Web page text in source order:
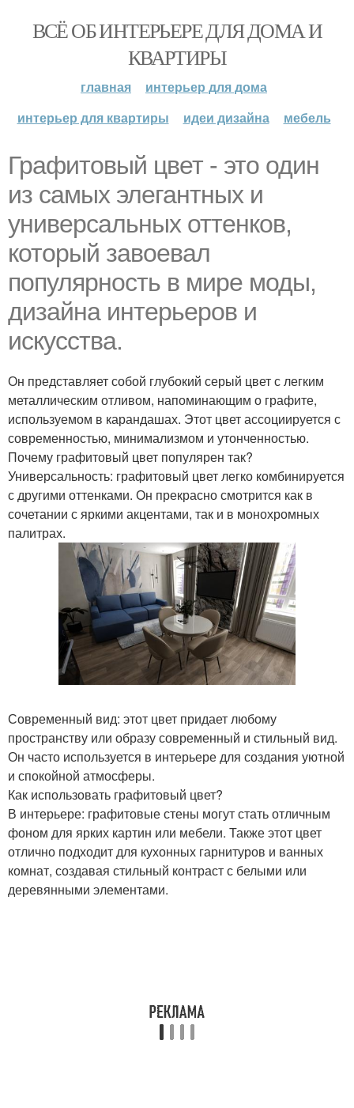
ВСЁ ОБ ИНТЕРЬЕРЕ ДЛЯ ДОМА И
КВАРТИРЫ
главная
интерьер для дома
интерьер для квартиры
идеи дизайна мебель
Графитовый цвет - это один
из самых элегантных и
универсальных оттенков,
который завоевал
популярность в мире моды,
дизайна интерьеров и
искусства.
Он представляет собой глубокий серый цвет с легким
металлическим отливом, напоминающим о графите,
используемом в карандашах. Этот цвет ассоциируется с
современностью, минимализмом и утонченностью.
Почему графитовый цвет популярен так?
Универсальность: графитовый цвет легко комбинируется
с другими оттенками. Он прекрасно смотрится как в
сочетании с яркими акцентами, так и в монохромных
палитрах.
Современный вид: этот цвет придает любому
пространству или образу современный и стильный вид.
Он часто используется в интерьере для создания уютной
и спокойной атмосферы.
Как использовать графитовый цвет?
В интерьере: графитовые стены могут стать отличным
фоном для ярких картин или мебели. Также этот цвет
отлично подходит для кухонных гарнитуров и ванных
комнат, создавая стильный контраст с белыми или
деревянными элементами.